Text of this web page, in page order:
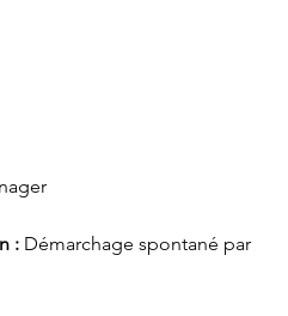
: Démarchage spontané par